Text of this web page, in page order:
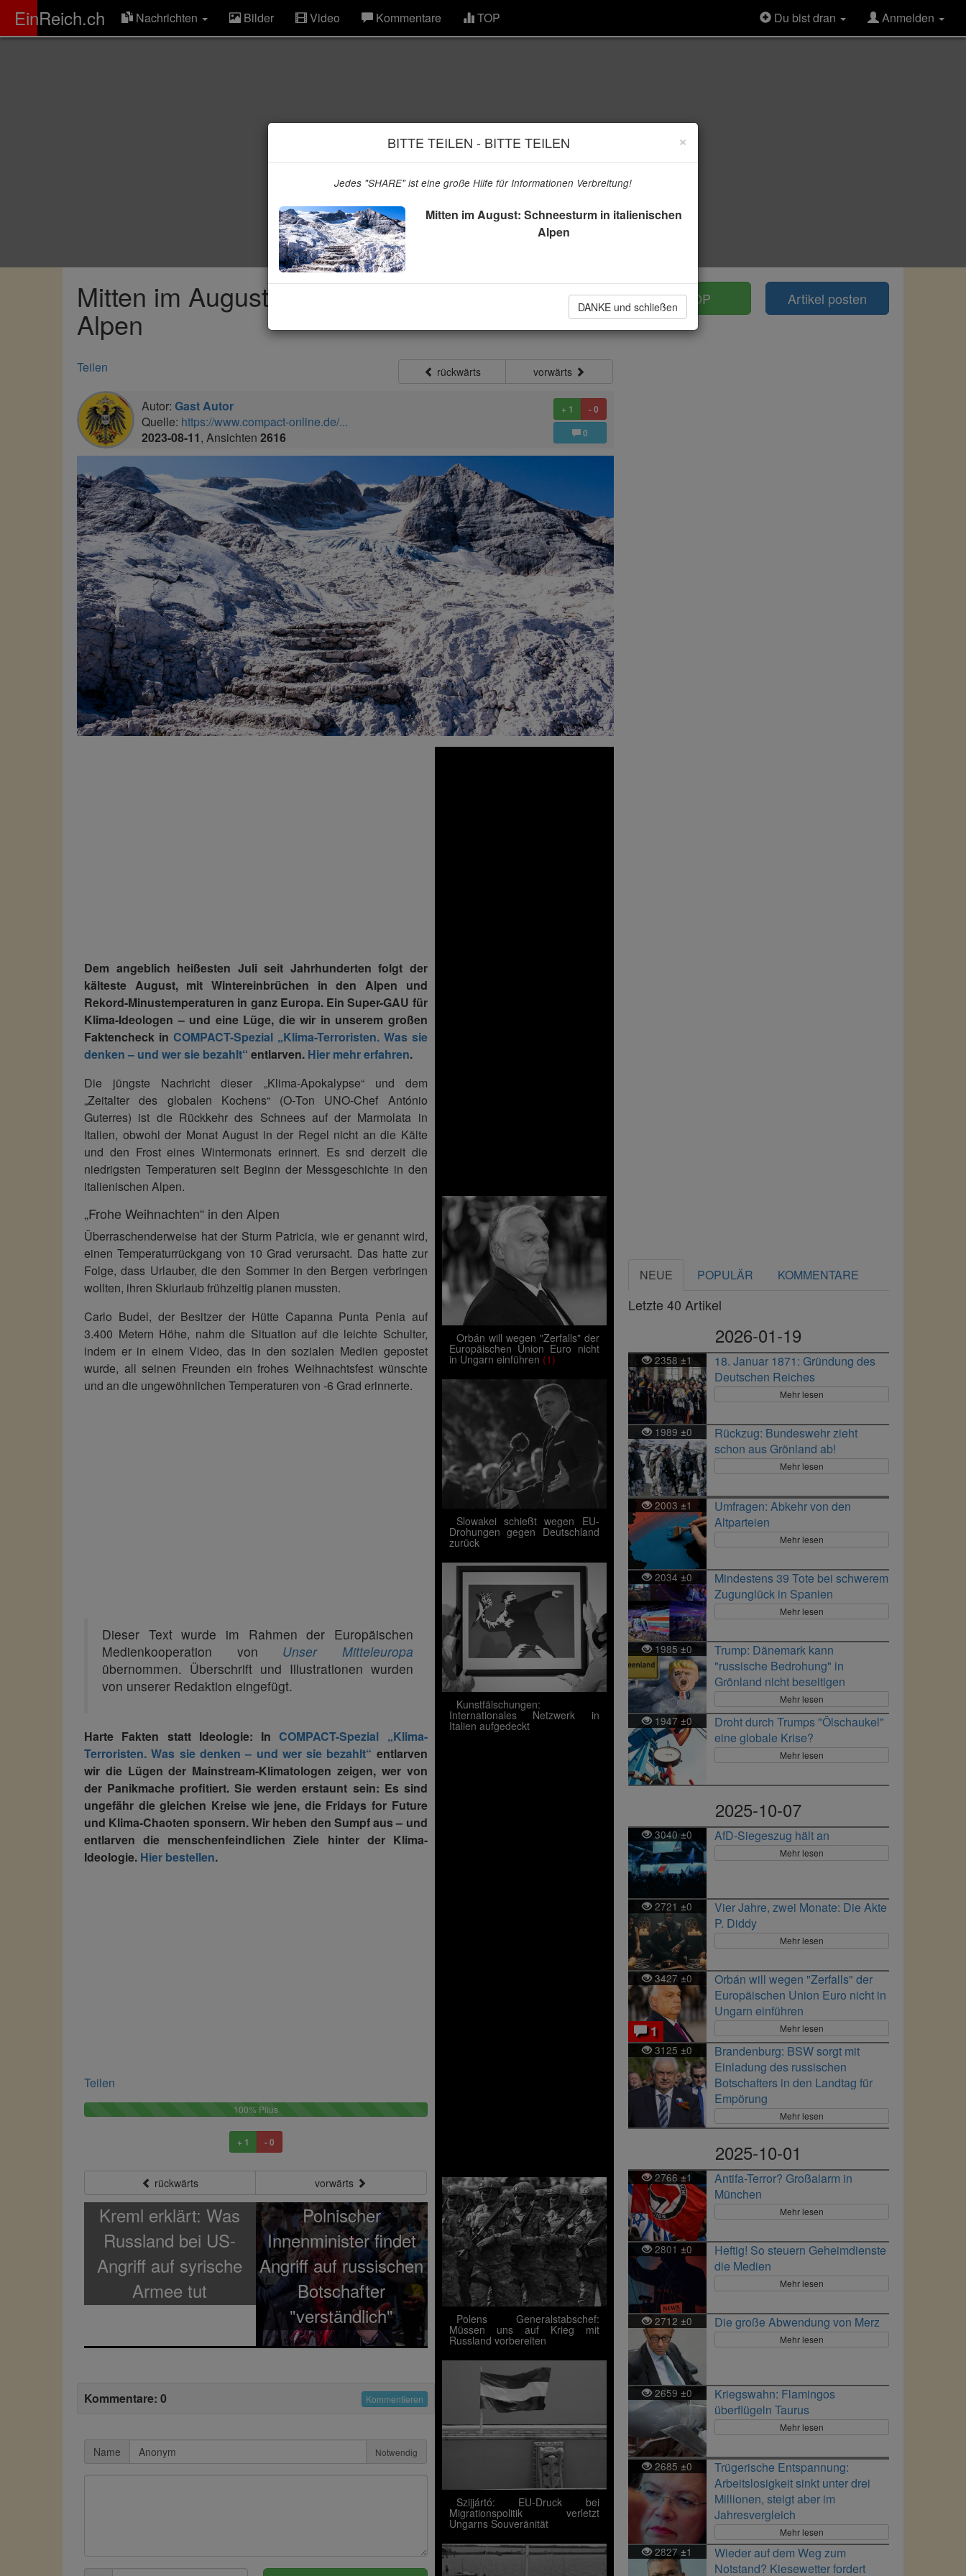
EinReich.ch Nachrichten Bilder Video Kommentare TOP Du bist dran Anmelden
ER
Mitten im August: Schneesturm in italienischen
Alpen
Teilen rückwärts vorwärts
+ 1
- 0
0
Autor: Gast Autor
Quelle: https://www.compact-online.de/...
2023-08-11, Ansichten 2616
Dem angeblich heißesten Juli seit Jahrhunderten folgt der
kälteste August, mit Wintereinbrüchen in den Alpen und
Rekord-Minustemperaturen in ganz Europa. Ein Super-GAU für
Klima-Ideologen – und eine Lüge, die wir in unserem großen
Faktencheck in COMPACT-Spezial „Klima-Terroristen. Was sie
denken – und wer sie bezahlt“ entlarven. Hier mehr erfahren.
Die jüngste Nachricht dieser „Klima-Apokalypse“ und dem
„Zeitalter des globalen Kochens“ (O‑Ton UNO-Chef António
Guterres) ist die Rückkehr des Schnees auf der Marmolata in
Italien, obwohl der Monat August in der Regel nicht an die Kälte
und den Frost eines Wintermonats erinnert. Es snd derzeit die
niedrigsten Temperaturen seit Beginn der Messgeschichte in den
italienischen Alpen.
„Frohe Weihnachten“ in den Alpen
Überraschenderweise hat der Sturm Patricia, wie er genannt wird,
einen Temperaturrückgang von 10 Grad verursacht. Das hatte zur
Folge, dass Urlauber, die den Sommer in den Bergen verbringen
wollten, ihren Skiurlaub frühzeitig planen mussten.
Carlo Budel, der Besitzer der Hütte Capanna Punta Penia auf
3.400 Metern Höhe, nahm die Situation auf die leichte Schulter,
indem er in einem Video, das in den sozialen Medien gepostet
wurde, all seinen Freunden ein frohes Weihnachtsfest wünschte
und an die ungewöhnlichen Temperaturen von ‑6 Grad erinnerte.
Dieser Text wurde im Rahmen der Europäischen
Medienkooperation von Unser Mitteleuropa
übernommen. Überschrift und Illustrationen wurden
von unserer Redaktion eingefügt.
Harte Fakten statt Ideologie: In COMPACT-Spezial „Klima-
Terroristen. Was sie denken – und wer sie bezahlt“ entlarven
wir die Lügen der Mainstream-Klimatologen zeigen, wer von
der Panikmache profitiert. Sie werden erstaunt sein: Es sind
ungefähr die gleichen Kreise wie jene, die Fridays for Future
und Klima-Chaoten sponsern. Wir heben den Sumpf aus – und
entlarven die menschenfeindlichen Ziele hinter der Klima-
Ideologie. Hier bestellen.
Teilen
×
BITTE TEILEN - BITTE TEILEN
Jedes "SHARE" ist eine große Hilfe für Informationen Verbreitung!
Mitten im August: Schneesturm in italienischen
Alpen
DANKE und schließen
100% Plius100%
+ 1 - 0
rückwärts vorwärts
Kreml erklärt: Was
Russland bei US-
Angriff auf syrische
Armee tut
Polnischer
Innenminister findet
Angriff auf russischen
Botschafter
"verständlich"
Kommentare: 0 Kommentieren
Name Notwendig
Orbán will wegen "Zerfalls" der
Europäischen Union Euro nicht
in Ungarn einführen (1)
Slowakei schießt wegen EU-
Drohungen gegen Deutschland
zurück
Kunstfälschungen:
Internationales Netzwerk in
Italien aufgedeckt
Polens Generalstabschef:
Müssen uns auf Krieg mit
Russland vorbereiten
Szijjártó: EU-Druck bei
Migrationspolitik verletzt
Ungarns Souveränität
TOP Artikel posten
NEUE POPULÄR KOMMENTARE
Letzte 40 Artikel
2026-01-19
2358±1
18. Januar 1871: Gründung des
Deutschen Reiches
Mehr lesen
1989 ±0
Rückzug: Bundeswehr zieht
schon aus Grönland ab!
Mehr lesen
2003 ±1
Umfragen: Abkehr von den
Altparteien
Mehr lesen
2034 ±0
Mindestens 39 Tote bei schwerem
Zugunglück in Spanien
Mehr lesen
1985±0
Trump: Dänemark kann
"russische Bedrohung" in
Grönland nicht beseitigen
Mehr lesen
1947 ±0
Droht durch Trumps "Ölschaukel"
eine globale Krise?
Mehr lesen
2025-10-07
3040±0 AfD-Siegeszug hält an
Mehr lesen
2721 ±0
Vier Jahre, zwei Monate: Die Akte
P. Diddy
Mehr lesen
3427 ±0
1
Orbán will wegen "Zerfalls" der
Europäischen Union Euro nicht in
Ungarn einführen
Mehr lesen
3125 ±0
Brandenburg: BSW sorgt mit
Einladung des russischen
Botschafters in den Landtag für
Empörung
Mehr lesen
2025-10-01
2766±1
Antifa-Terror? Großalarm in
München
Mehr lesen
2801±0
Heftig! So steuern Geheimdienste
die Medien
Mehr lesen
2712 ±0 Die große Abwendung von Merz
Mehr lesen
2659 ±0
Kriegswahn: Flamingos
überflügeln Taurus
Mehr lesen
2685 ±0
Trügerische Entspannung:
Arbeitslosigkeit sinkt unter drei
Millionen, steigt aber im
Jahresvergleich
Mehr lesen
2827 ±1
Wieder auf dem Weg zum
Notstand? Kiesewetter fordert